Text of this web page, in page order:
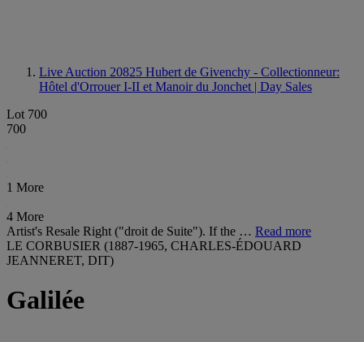
Live Auction 20825 Hubert de Givenchy - Collectionneur:
Hôtel d'Orrouer I-II et Manoir du Jonchet | Day Sales
Lot 700
700
1 More
4 More
Artist's Resale Right ("droit de Suite"). If the … Read more
LE CORBUSIER (1887-1965, CHARLES-ÉDOUARD
JEANNERET, DIT)
Galilée